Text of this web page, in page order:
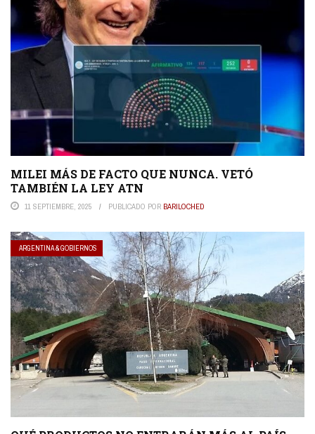
MILEI MÁS DE FACTO QUE NUNCA. VETÓ
TAMBIÉN LA LEY ATN
11 SEPTIEMBRE, 2025 PUBLICADO POR BARILOCHED
ARGENTINA & GOBIERNOS